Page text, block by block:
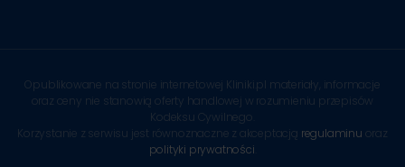
Opublikowane na stronie internetowej Kliniki.pl materiały, informacje
oraz ceny nie stanowią oferty handlowej w rozumieniu przepisów
Kodeksu Cywilnego.
Korzystanie z serwisu jest równoznaczne z akceptacją regulaminu oraz
polityki prywatności